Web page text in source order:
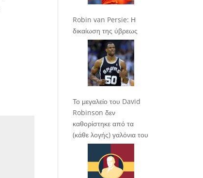
Robin van Persie: Η
δικαίωση της ύβρεως
Το μεγαλείο του David
Robinson δεν
καθορίστηκε από τα
(κάθε λογής) γαλόνια του